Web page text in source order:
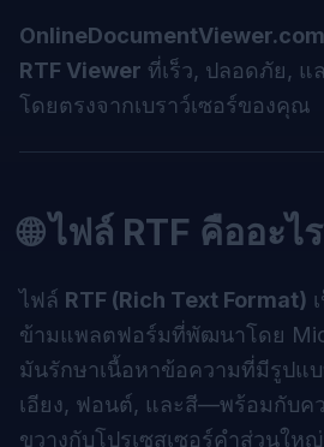
OnlineDocumentViewer.com
RTF Viewer ที่เร็ว, ปลอดภัย, แ
โดยตรงจากเบราว์เซอร์ของคุณ
🌐 ไฟล์ RTF คืออะไ
ไฟล์ RTF (Rich Text Format)
ข้ามแพลตฟอร์มที่พัฒนาโดย
มันรักษาเนื้อหาข้อความที่มีรูปแ
เอียง, ฟอนต์, และสี—พร้อมกับค
ขวางกับโปรเซสเซอร์คำส่วนให